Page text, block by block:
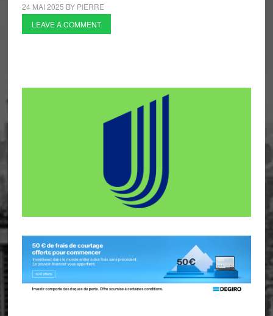
24 MAI 2025 BY PIERRE
LEAVE A COMMENT